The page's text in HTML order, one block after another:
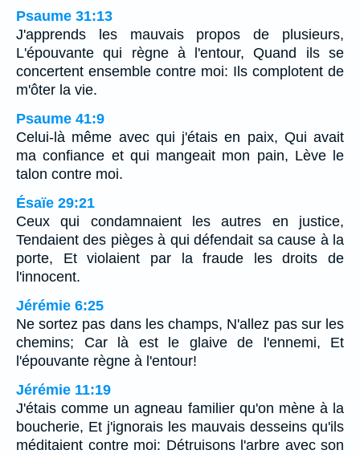
Psaume 31:13
J'apprends les mauvais propos de plusieurs,
L'épouvante qui règne à l'entour, Quand ils se
concertent ensemble contre moi: Ils complotent de
m'ôter la vie.
Psaume 41:9
Celui-là même avec qui j'étais en paix, Qui avait
ma confiance et qui mangeait mon pain, Lève le
talon contre moi.
Ésaïe 29:21
Ceux qui condamnaient les autres en justice,
Tendaient des pièges à qui défendait sa cause à la
porte, Et violaient par la fraude les droits de
l'innocent.
Jérémie 6:25
Ne sortez pas dans les champs, N'allez pas sur les
chemins; Car là est le glaive de l'ennemi, Et
l'épouvante règne à l'entour!
Jérémie 11:19
J'étais comme un agneau familier qu'on mène à la
boucherie, Et j'ignorais les mauvais desseins qu'ils
méditaient contre moi: Détruisons l'arbre avec son